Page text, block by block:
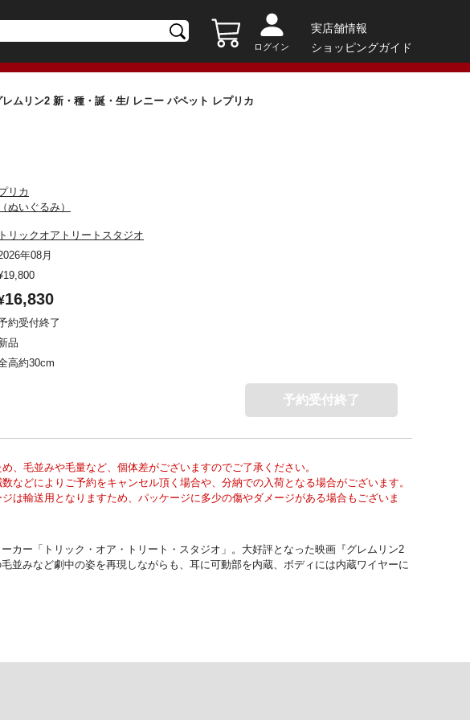
ログイン
実店舗情報
ショッピングガイド
レムリン2 新・種・誕・生/ レニー パペット レプリカ
リカ
ぬいぐるみ）
トリックオアトリートスタジオ
年08月
19,800
16,830
約受付終了
品
高約30cm
予約受付終了
、毛並みや毛量など、個体差がございますのでご了承ください。
などによりご予約をキャンセル頂く場合や、分納での入荷となる場合がございます。
ジは輸送用となりますため、パッケージに多少の傷やダメージがある場合もございま
カー「トリック・オア・トリート・スタジオ」。大好評となった映画『グレムリン2
並みなど劇中の姿を再現しながらも、耳に可動部を内蔵、ボディには内蔵ワイヤーに